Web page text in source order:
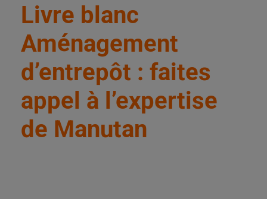
Livre blanc
Aménagement
d’entrepôt : faites
appel à l’expertise
de Manutan